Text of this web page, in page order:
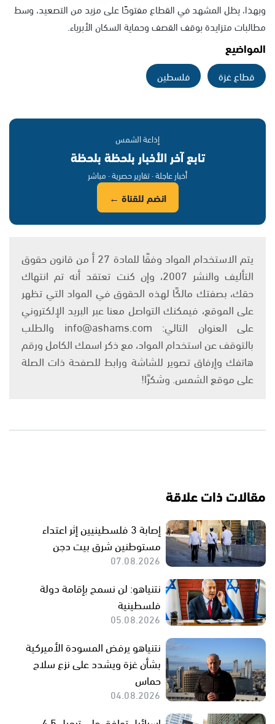
وبهذا، يظل المشهد في القطاع مفتوحًا على مزيد من التصعيد، وسط
مطالبات متزايدة بوقف القصف وحماية السكان الأبرياء.
المواضيع
قطاع غزة فلسطين
إذاعة الشمس
تابع آخر الأخبار بلحظة بلحظة
أخبار عاجلة · تقارير حصرية · مباشر
انضم للقناة ←
يتم الاستخدام المواد وفقًا للمادة 27 أ من قانون حقوق
التأليف والنشر 2007، وإن كنت تعتقد أنه تم انتهاك
حقك، بصفتك مالكًا لهذه الحقوق في المواد التي تظهر
على الموقع، فيمكنك التواصل معنا عبر البريد الإلكتروني
على العنوان التالي: info@ashams.com والطلب
بالتوقف عن استخدام المواد، مع ذكر اسمك الكامل ورقم
هاتفك وإرفاق تصوير للشاشة ورابط للصفحة ذات الصلة
على موقع الشمس. وشكرًا!
مقالات ذات علاقة
إصابة 3 فلسطينيين إثر اعتداء
مستوطنين شرق بيت دجن
07.08.2026
نتنياهو: لن نسمح بإقامة دولة
فلسطينية
05.08.2026
نتنياهو يرفض المسودة الأميركية
بشأن غزة ويشدد على نزع سلاح
حماس
04.08.2026